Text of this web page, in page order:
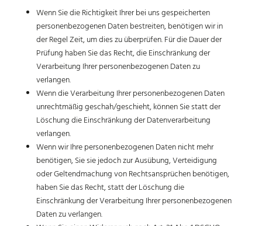
Wenn Sie die Richtigkeit Ihrer bei uns gespeicherten
personenbezogenen Daten bestreiten, benötigen wir in
der Regel Zeit, um dies zu überprüfen. Für die Dauer der
Prüfung haben Sie das Recht, die Einschränkung der
Verarbeitung Ihrer personenbezogenen Daten zu
verlangen.
Wenn die Verarbeitung Ihrer personenbezogenen Daten
unrechtmäßig geschah/geschieht, können Sie statt der
Löschung die Einschränkung der Datenverarbeitung
verlangen.
Wenn wir Ihre personenbezogenen Daten nicht mehr
benötigen, Sie sie jedoch zur Ausübung, Verteidigung
oder Geltendmachung von Rechtsansprüchen benötigen,
haben Sie das Recht, statt der Löschung die
Einschränkung der Verarbeitung Ihrer personenbezogenen
Daten zu verlangen.